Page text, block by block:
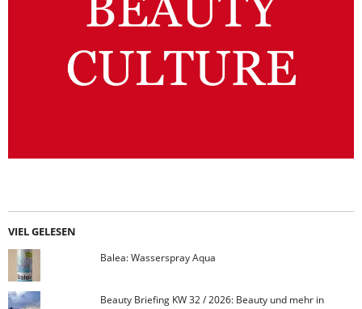
VIEL GELESEN
Balea: Wasserspray Aqua
Beauty Briefing KW 32 / 2026: Beauty und mehr in